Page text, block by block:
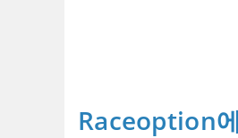
Raceoption